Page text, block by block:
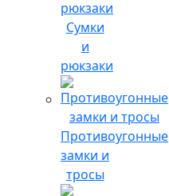
Сумки
и
рюкзаки
Противоугонные
замки и
тросы